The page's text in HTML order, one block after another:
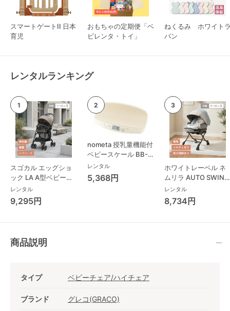
スマートゲートII 日本
育児
おもちゃの定期便「ベ
ビレンタ・トイ」
ねくるみ ホワイト
パン
レンタルランキング
スゴカル エッグショ
ック LA A型ベビーカ
ー コンビ(Combi)
レンタル
9,295円
nometa 授乳量機能付
ベビースケール BB-
105 タニタ(TANITA)
ベビースケール・体重
計
レンタル
5,368円
ホワイトレーベル ネ
ムリラ AUTO SWING
BEDi Long スリープ
シェル EG コンビ
(Combi) ハイローチ
レンタル
8,734円
商品説明
タイプ ベビーチェア/ハイチェア
ブランド グレコ(GRACO)